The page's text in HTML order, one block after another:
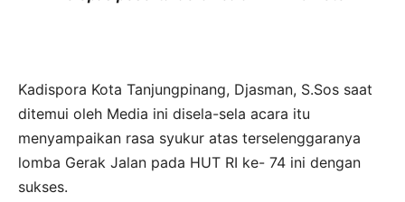
Kadispora Kota Tanjungpinang, Djasman, S.Sos saat
ditemui oleh Media ini disela-sela acara itu
menyampaikan rasa syukur atas terselenggaranya
lomba Gerak Jalan pada HUT RI ke- 74 ini dengan
sukses.